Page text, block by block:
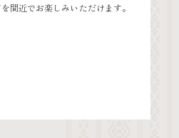
間近でお楽しみいただけます。